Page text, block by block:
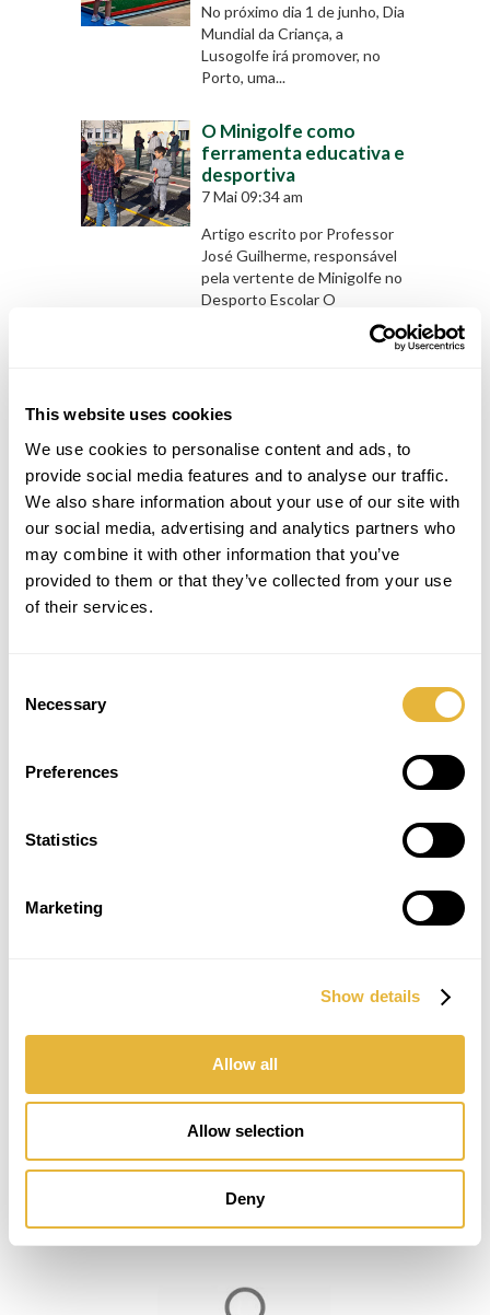
This website uses cookies
We use cookies to personalise content and ads, to
provide social media features and to analyse our traffic.
We also share information about your use of our site with
our social media, advertising and analytics partners who
may combine it with other information that you’ve
provided to them or that they’ve collected from your use
of their services.
Selection
Necessary
Preferences
Statistics
Marketing
Show details
Allow all
Allow selection
Deny
No próximo dia 1 de junho, Dia
Mundial da Criança, a
Lusogolfe irá promover, no
Porto, uma...
O Minigolfe como
ferramenta educativa e
desportiva
7 Mai 09:34 am
Artigo escrito por Professor
José Guilherme, responsável
pela vertente de Minigolfe no
Desporto Escolar O
Porto em homenagem a
António Pinto
A Lusogolfe realizou
recentemente a entrega de
um cheque-donativo de 1.500
euros ao Instituto Português
de Oncologia...